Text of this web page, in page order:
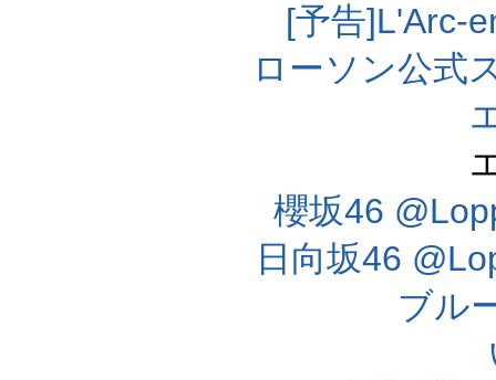
[予告]L'Arc-
ローソン公式
櫻坂46
日向坂46
ブル